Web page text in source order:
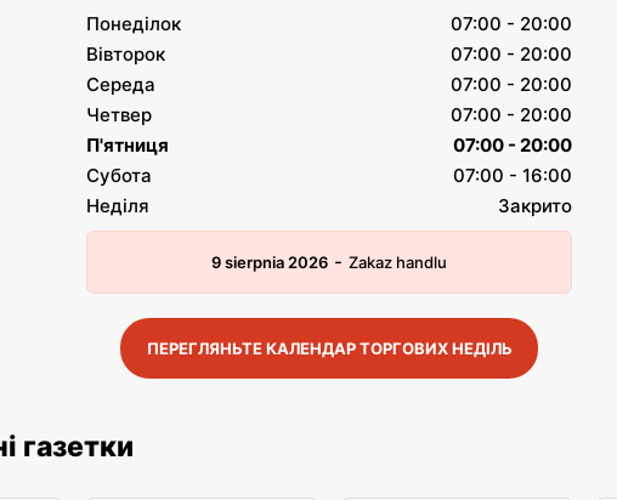
Понеділок
07:00 - 20:00
Вівторок
07:00 - 20:00
Середа
07:00 - 20:00
Четвер
07:00 - 20:00
П'ятниця
07:00 - 20:00
Субота
07:00 - 16:00
Неділя
Закрито
9 sierpnia 2026 - Zakaz handlu
ПЕРЕГЛЯНЬТЕ КАЛЕНДАР ТОРГОВИХ НЕДІЛЬ
газетки